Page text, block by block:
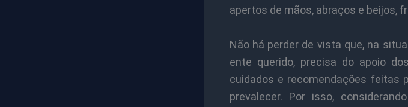
apertos de mãos, abraços e beijos,
Não há perder de vista que, na
ente querido, precisa do apoio
cuidados e recomendações feitas
prevalecer. Por isso,